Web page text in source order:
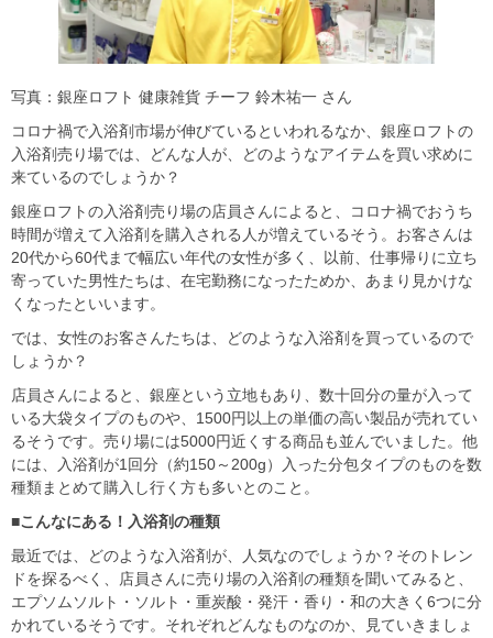
写真：銀座ロフト 健康雑貨 チーフ 鈴木祐一 さん
コロナ禍で入浴剤市場が伸びているといわれるなか、銀座ロフトの
入浴剤売り場では、どんな人が、どのようなアイテムを買い求めに
来ているのでしょうか？
銀座ロフトの入浴剤売り場の店員さんによると、コロナ禍でおうち
時間が増えて入浴剤を購入される人が増えているそう。お客さんは
20代から60代まで幅広い年代の女性が多く、以前、仕事帰りに立ち
寄っていた男性たちは、在宅勤務になったためか、あまり見かけな
くなったといいます。
では、女性のお客さんたちは、どのような入浴剤を買っているので
しょうか？
店員さんによると、銀座という立地もあり、数十回分の量が入って
いる大袋タイプのものや、1500円以上の単価の高い製品が売れてい
るそうです。売り場には5000円近くする商品も並んでいました。他
には、入浴剤が1回分（約150～200g）入った分包タイプのものを数
種類まとめて購入し行く方も多いとのこと。
■こんなにある！入浴剤の種類
最近では、どのような入浴剤が、人気なのでしょうか？そのトレン
ドを探るべく、店員さんに売り場の入浴剤の種類を聞いてみると、
エプソムソルト・ソルト・重炭酸・発汗・香り・和の大きく6つに分
かれているそうです。それぞれどんなものなのか、見ていきましょ